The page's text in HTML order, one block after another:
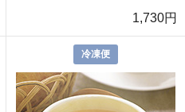
1,730円
冷凍便